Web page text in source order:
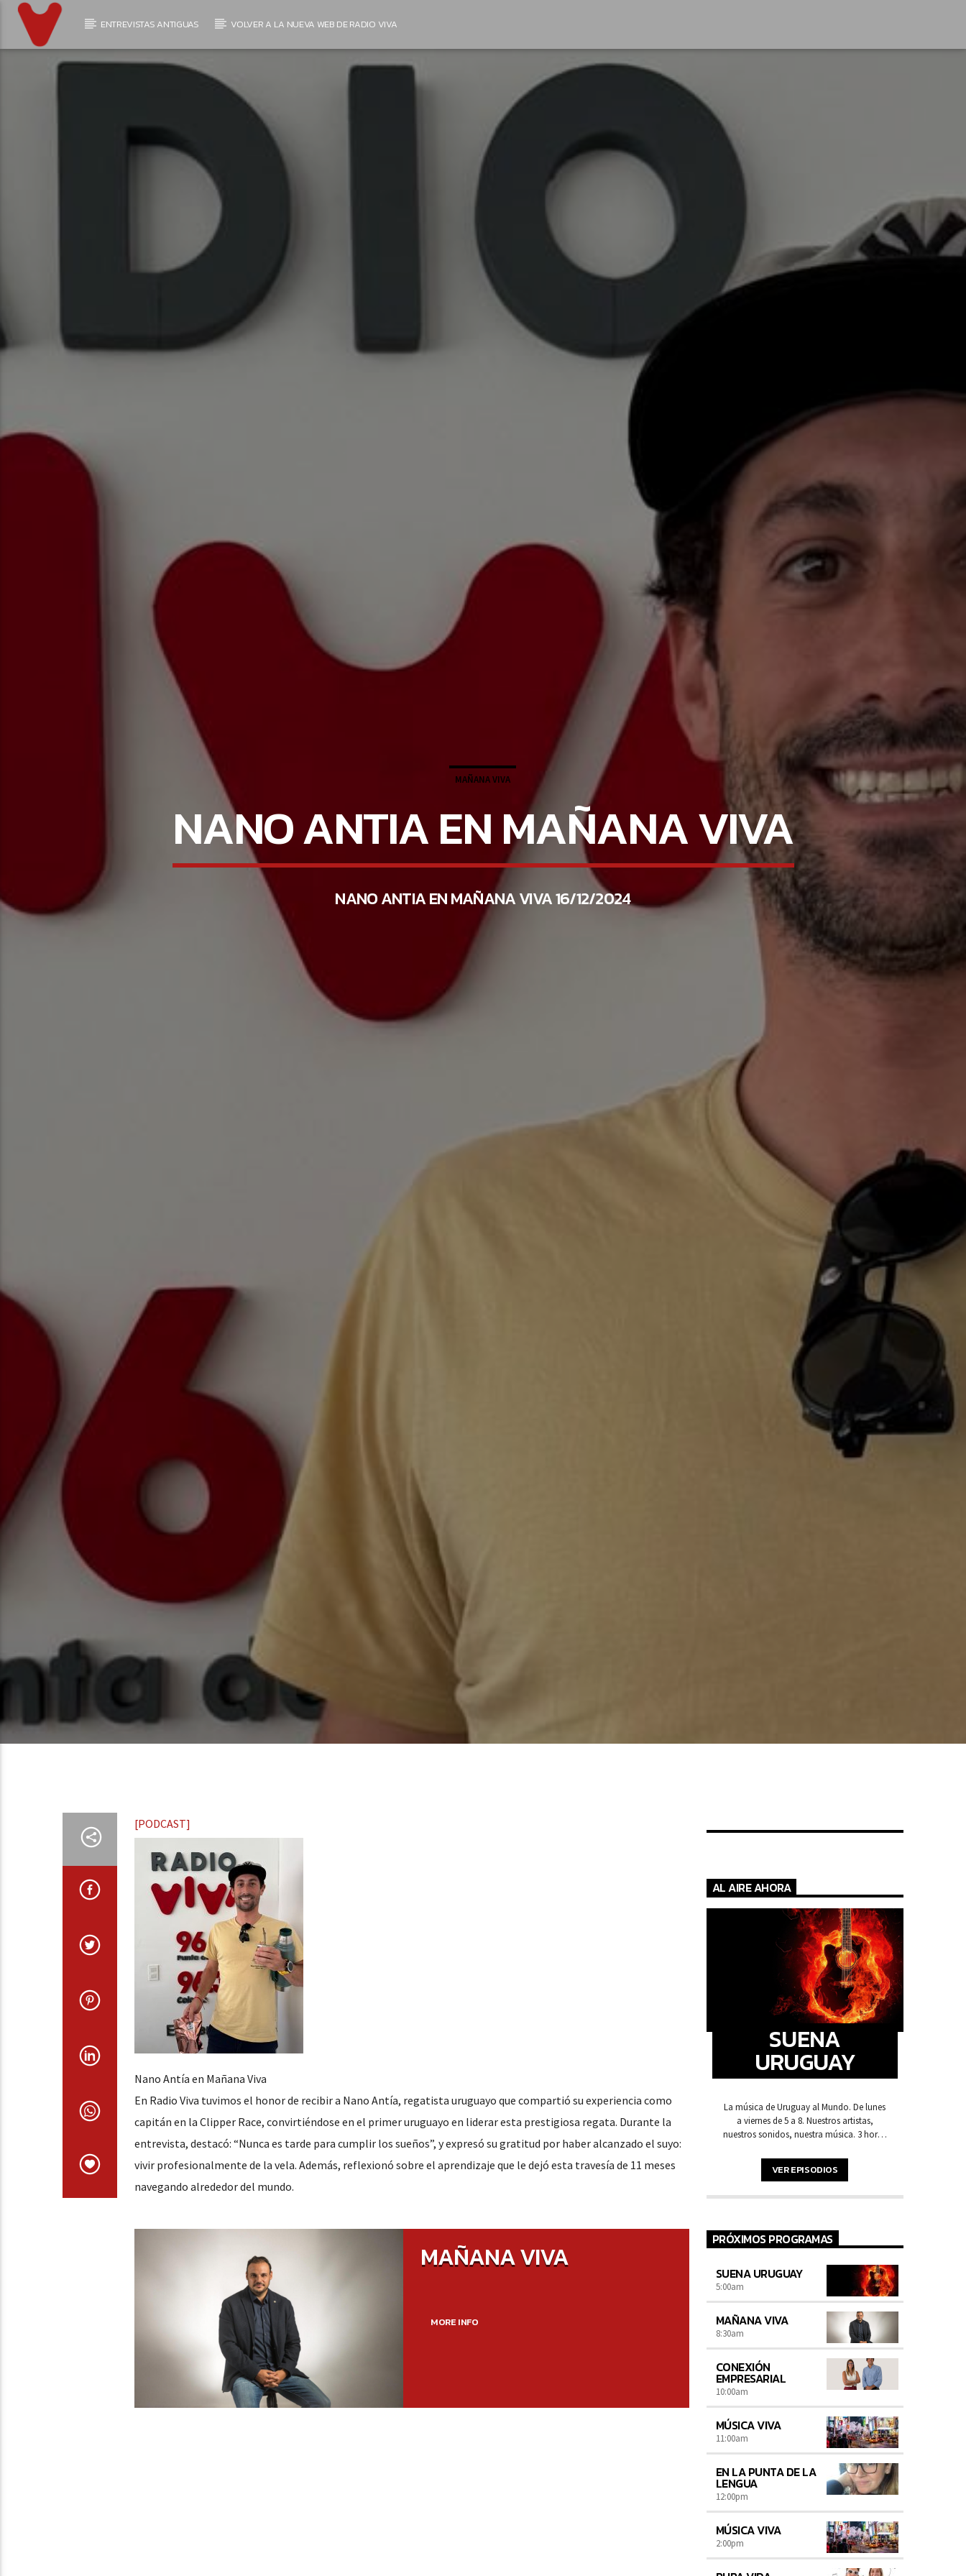
ENTREVISTAS ANTIGUAS VOLVER A LA NUEVA WEB DE RADIO VIVA
MAÑANA VIVA
NANO ANTIA EN MAÑANA VIVA
NANO ANTIA EN MAÑANA VIVA 16/12/2024
[PODCAST]
Nano Antía en Mañana Viva
En Radio Viva tuvimos el honor de recibir a Nano Antía, regatista uruguayo que compartió su experiencia como
capitán en la Clipper Race, convirtiéndose en el primer uruguayo en liderar esta prestigiosa regata. Durante la
entrevista, destacó: “Nunca es tarde para cumplir los sueños”, y expresó su gratitud por haber alcanzado el suyo:
vivir profesionalmente de la vela. Además, reflexionó sobre el aprendizaje que le dejó esta travesía de 11 meses
navegando alrededor del mundo.
MAÑANA VIVA
MORE INFO
AL AIRE AHORA
SUENA
URUGUAY
La música de Uruguay al Mundo. De lunes
a viernes de 5 a 8. Nuestros artistas,
nuestros sonidos, nuestra música. 3 horas
arrancar la mañana.
VER EPISODIOS
PRÓXIMOS PROGRAMAS
SUENA URUGUAY
5:00am
MAÑANA VIVA
8:30am
CONEXIÓN
EMPRESARIAL
10:00am
MÚSICA VIVA
11:00am
EN LA PUNTA DE LA
LENGUA
12:00pm
MÚSICA VIVA
2:00pm